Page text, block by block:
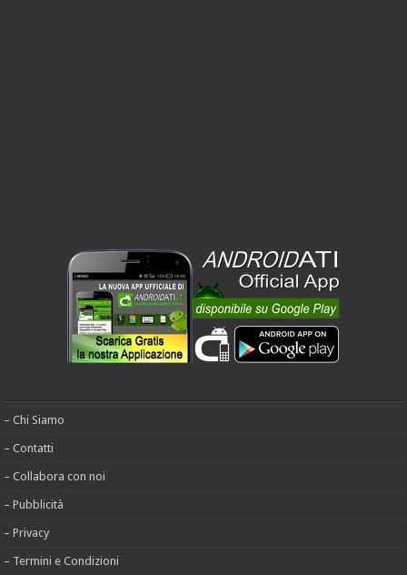
– Chi Siamo
– Contatti
– Collabora con noi
– Pubblicità
– Privacy
– Termini e Condizioni